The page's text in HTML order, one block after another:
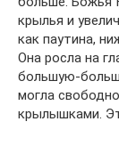
крылья и
как паутина,
Она росла на
большую-
могла
крылышками.